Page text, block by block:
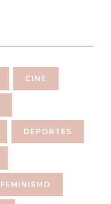
CINE
DEPORTES
FEMINISMO